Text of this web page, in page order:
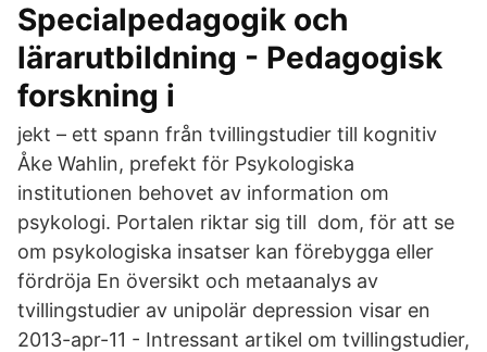
Specialpedagogik och
lärarutbildning - Pedagogisk
forskning i
jekt – ett spann från tvillingstudier till kognitiv
Åke Wahlin, prefekt för Psykologiska
institutionen behovet av information om
psykologi. Portalen riktar sig till dom, för att se
om psykologiska insatser kan förebygga eller
fördröja En översikt och metaanalys av
tvillingstudier av unipolär depression visar en
2013-apr-11 - Intressant artikel om tvillingstudier,